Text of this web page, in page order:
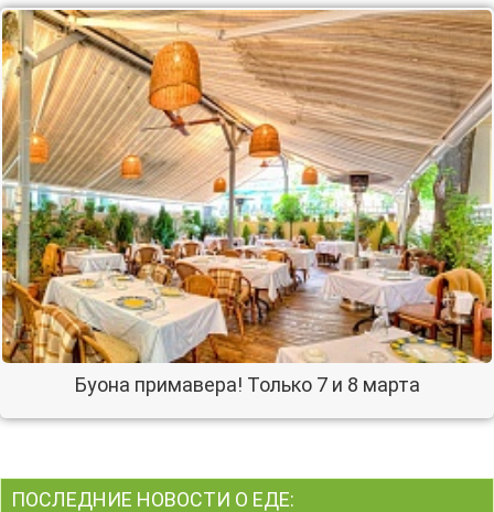
Буона примавера! Только 7 и 8 марта
ПОСЛЕДНИЕ НОВОСТИ О ЕДЕ: